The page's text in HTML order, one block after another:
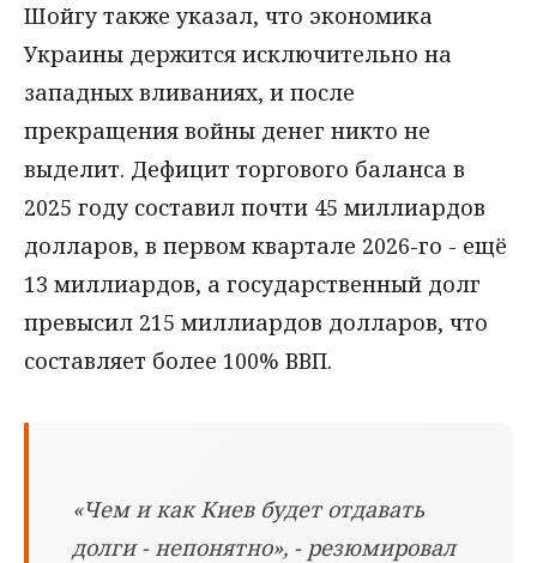
Шойгу также указал, что экономика
Украины держится исключительно на
западных вливаниях, и после
прекращения войны денег никто не
выделит. Дефицит торгового баланса в
2025 году составил почти 45 миллиардов
долларов, в первом квартале 2026-го - ещё
13 миллиардов, а государственный долг
превысил 215 миллиардов долларов, что
составляет более 100% ВВП.
«Чем и как Киев будет отдавать
долги - непонятно», - резюмировал